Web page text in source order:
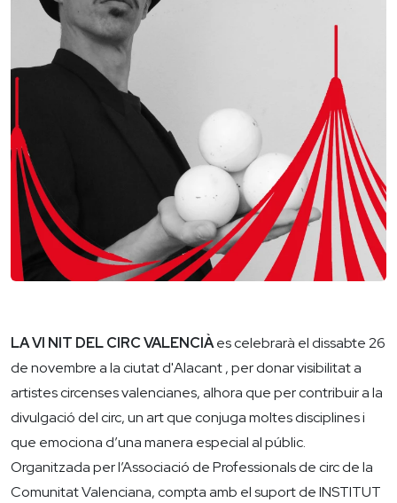
LA VI NIT DEL CIRC VALENCIÀes celebrarà el dissabte 26
de novembre a la ciutat d'Alacant , per donar visibilitat a
artistes circenses valencianes, alhora que per contribuir a la
divulgació del circ, un art que conjuga moltes disciplines i
que emociona d’una manera especial al públic.
Organitzada per l’Associació de Professionals de circ de la
Comunitat Valenciana, compta amb el suport de INSTITUT